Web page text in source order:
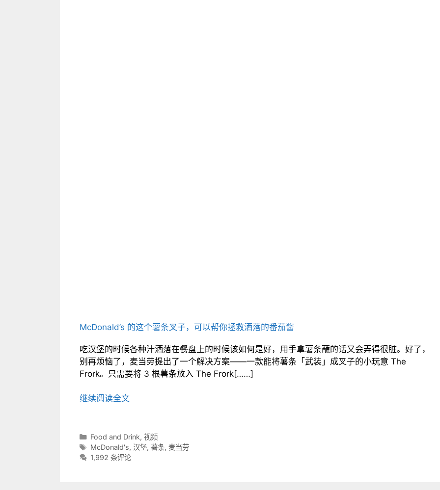
McDonald’s 的这个薯条叉子，可以帮你拯救洒落的番茄酱
吃汉堡的时候各种汁洒落在餐盘上的时候该如何是好，用手拿薯条蘸的话又会弄得很脏。好了，
别再烦恼了，麦当劳提出了一个解决方案——一款能将薯条「武装」成叉子的小玩意 The
Frork。只需要将 3 根薯条放入 The Frork[……]
继续阅读全文
分
类
目
Food and Drink, 视频
标
签
McDonald's, 汉堡, 薯条, 麦当劳
1,992 条评论